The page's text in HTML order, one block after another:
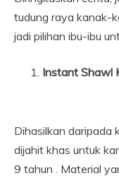
tudung raya kanak-
jadi pilihan ibu-ibu
Instant Shawl
Dihasilkan daripada
dijahit khas untuk
9 tahun . Material